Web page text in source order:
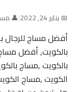
📅 يناير 24, 2022 |👤 مساج
أفضل مساج للرجال
بالكويت, أفضل مساج
الكويت ,مساج الكويت